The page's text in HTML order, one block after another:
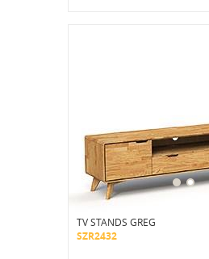
TV STANDS GREG
SZR2432